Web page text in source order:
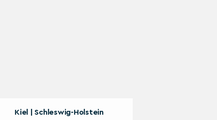
Kiel | Schleswig-Holstein